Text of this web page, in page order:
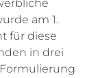
am 1.
für diese
in drei